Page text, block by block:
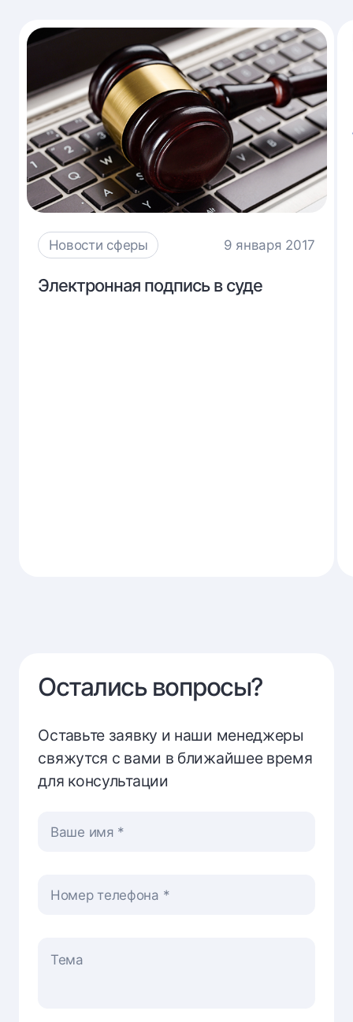
Новости сферы 9 января 2017
Электронная
Электронная подпись в суде
Остались вопросы?
Оставьте заявку и наши менеджеры
свяжутся с вами в ближайшее время
для консультации
Ваше имя
Номер телефона